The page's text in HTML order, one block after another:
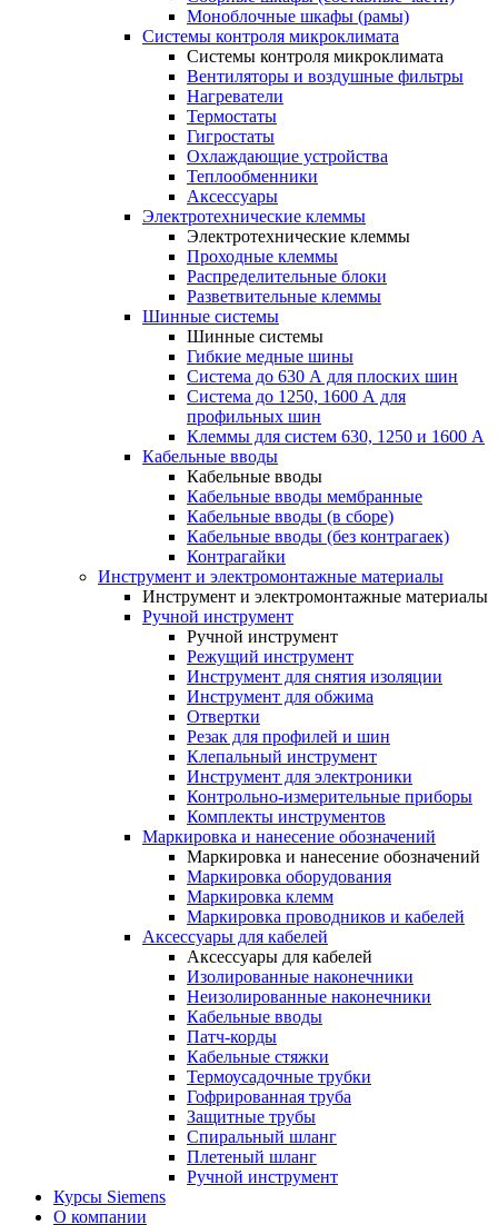
Моноблочные шкафы (рамы)
Системы контроля микроклимата
Системы контроля микроклимата
Вентиляторы и воздушные фильтры
Нагреватели
Термостаты
Гигростаты
Охлаждающие устройства
Теплообменники
Аксессуары
Электротехнические клеммы
Электротехнические клеммы
Проходные клеммы
Распределительные блоки
Разветвительные клеммы
Шинные системы
Шинные системы
Гибкие медные шины
Система до 630 А для плоских шин
Система до 1250, 1600 А для
профильных шин
Клеммы для систем 630, 1250 и 1600 А
Кабельные вводы
Кабельные вводы
Кабельные вводы мембранные
Кабельные вводы (в сборе)
Кабельные вводы (без контрагаек)
Контрагайки
Инструмент и электромонтажные материалы
Инструмент и электромонтажные материалы
Ручной инструмент
Ручной инструмент
Режущий инструмент
Инструмент для снятия изоляции
Инструмент для обжима
Отвертки
Резак для профилей и шин
Клепальный инструмент
Инструмент для электроники
Контрольно-измерительные приборы
Комплекты инструментов
Маркировка и нанесение обозначений
Маркировка и нанесение обозначений
Маркировка оборудования
Маркировка клемм
Маркировка проводников и кабелей
Аксессуары для кабелей
Аксессуары для кабелей
Изолированные наконечники
Неизолированные наконечники
Кабельные вводы
Патч-корды
Кабельные стяжки
Термоусадочные трубки
Гофрированная труба
Защитные трубы
Спиральный шланг
Плетеный шланг
Ручной инструмент
Курсы Siemens
О компании